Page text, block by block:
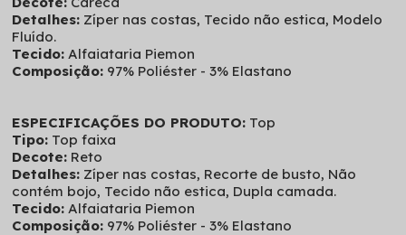
Detalhes: Zíper nas costas, Tecido não estica, Modelo
Fluído.
Tecido: Alfaiataria Piemon
Composição: 97% Poliéster - 3% Elastano
ESPECIFICAÇÕES DO PRODUTO: Top
Tipo: Top faixa
Decote: Reto
Detalhes: Zíper nas costas, Recorte de busto, Não
contém bojo, Tecido não estica, Dupla camada.
Tecido: Alfaiataria Piemon
Composição: 97% Poliéster - 3% Elastano